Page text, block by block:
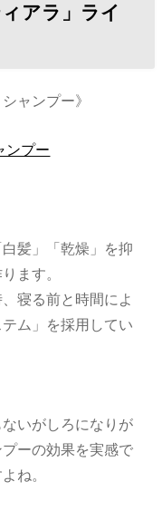
アラ」ライ
ャンプー》
ンプー
髪」「乾燥」を抑
ます。
寝る前と時間によ
ム」を採用してい
いがしろになりが
ーの効果を実感で
ね。